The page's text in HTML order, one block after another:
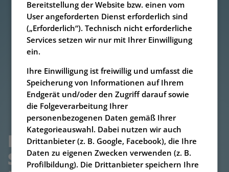
FUTTERMISCHER
STATIONÄR V-MIX FIX
Bereitstellung der Website bzw. einen vom
User angeforderten Dienst erforderlich sind
(„Erforderlich“). Technisch nicht erforderliche
Services setzen wir nur mit Ihrer Einwilligung
ein.
Ihre Einwilligung ist freiwillig und umfasst die
Speicherung von Informationen auf Ihrem
Endgerät und/oder den Zugriff darauf sowie
die Folgeverarbeitung Ihrer
personenbezogenen Daten gemäß Ihrer
Kategorieauswahl. Dabei nutzen wir auch
Drittanbieter (z. B. Google, Facebook), die Ihre
Daten zu eigenen Zwecken verwenden (z. B.
Profilbildung). Die Drittanbieter speichern Ihre